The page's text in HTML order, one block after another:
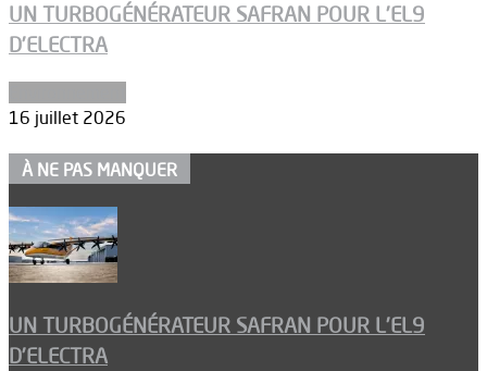
UN TURBOGÉNÉRATEUR SAFRAN POUR L’EL9
D’ELECTRA
16 juillet 2026
À NE PAS MANQUER
UN TURBOGÉNÉRATEUR SAFRAN POUR L’EL9
D’ELECTRA